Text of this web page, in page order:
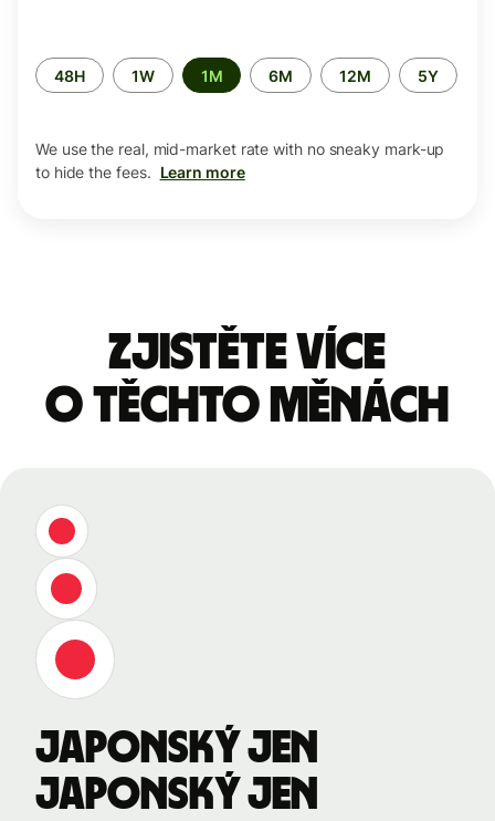
Time
period
48H 1W 1M 6M 12M 5Y
We use the real, mid-market rate with no sneaky mark-up
to hide the fees. Learn more
Zjistěte více
o těchto měnách
japonský jen
japonský jen